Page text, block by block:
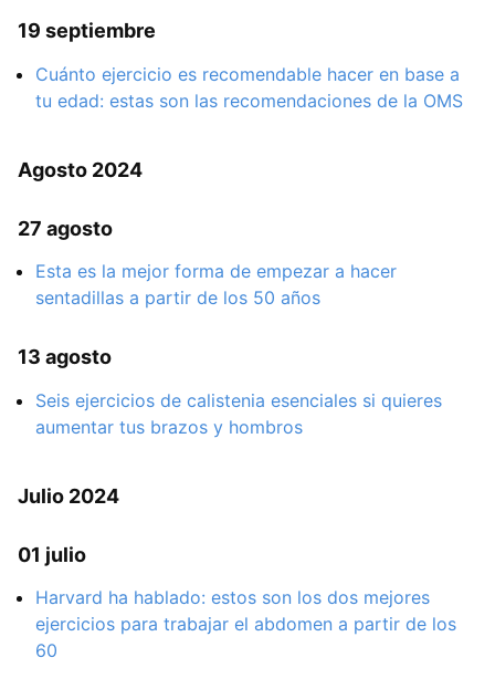
19 septiembre
Cuánto ejercicio es recomendable hacer en base a
tu edad: estas son las recomendaciones de la OMS
Agosto 2024
27 agosto
Esta es la mejor forma de empezar a hacer
sentadillas a partir de los 50 años
13 agosto
Seis ejercicios de calistenia esenciales si quieres
aumentar tus brazos y hombros
Julio 2024
01 julio
Harvard ha hablado: estos son los dos mejores
ejercicios para trabajar el abdomen a partir de los
60